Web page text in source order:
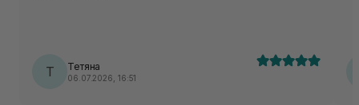
Т Тетяна
06.07.2026, 16:51